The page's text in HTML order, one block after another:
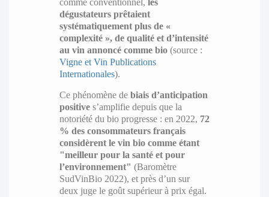
comme conventionnel, les
dégustateurs prêtaient
systématiquement plus de «
complexité », de qualité et d’intensité
au vin annoncé comme bio(source :
Vigne et Vin Publications
Internationales).
Ce phénomène de biais d’anticipation
positives’amplifie depuis que la
notoriété du bio progresse : en 2022, 72
% des consommateurs français
considèrent le vin bio comme étant
"meilleur pour la santé et pour
l’environnement" (Baromètre
SudVinBio 2022), et près d’un sur
deux juge le goût supérieur à prix égal.